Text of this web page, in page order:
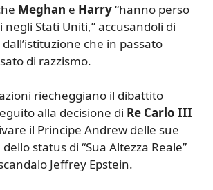
Meghan e Harry“hanno perso
negli Stati Uniti,” accusandoli di
che in passato
di razzismo.
riecheggiano il dibattito
alla decisione di Re Carlo III
il Principe Andrew delle sue
status di “Sua Altezza Reale”
Jeffrey Epstein.